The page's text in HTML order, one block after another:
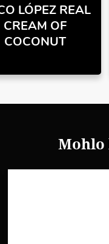
LÓPEZ REAL
CREAM OF
COCONUT
Mohlo